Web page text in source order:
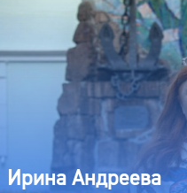
Ирина Андреева